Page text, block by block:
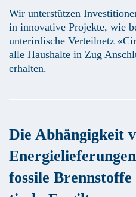
Wir unterstützen
in innovative Projekte, wie
unterirdische Verteilnetz
alle Haushalte in Zug
erhalten.
Die Abhängigkeit
fossile